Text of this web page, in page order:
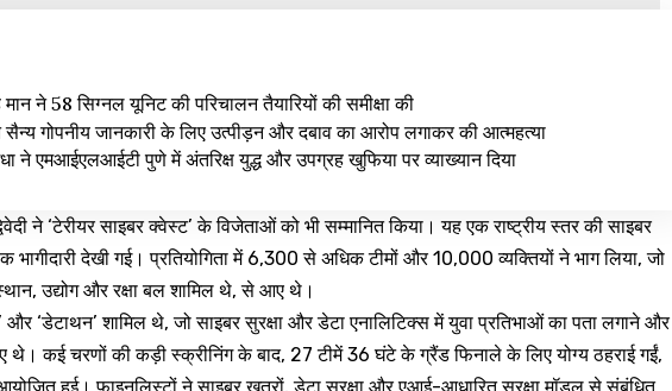
ने 58 सिग्नल यूनिट की परिचालन तैयारियों की समीक्षा की
सैन्य गोपनीय जानकारी के लिए उत्पीड़न और दबाव का आरोप लगाकर की आत्महत्या
ने एमआईएलआईटी पुणे में अंतरिक्ष युद्ध और उपग्रह खुफिया पर व्याख्यान दिया
ने ‘टेरीयर साइबर क्वेस्ट’ के विजेताओं को भी सम्मानित किया। यह एक राष्ट्रीय स्तर की साइबर
देखी गई। प्रतियोगिता में 6,300 से अधिक टीमों और 10,000 व्यक्तियों ने भाग लिया, जो
उद्योग और रक्षा बल शामिल थे, से आए थे।
‘डेटाथन’ शामिल थे, जो साइबर सुरक्षा और डेटा एनालिटिक्स में युवा प्रतिभाओं का पता लगाने और
थे। कई चरणों की कड़ी स्क्रीनिंग के बाद, 27 टीमें 36 घंटे के ग्रैंड फिनाले के लिए योग्य ठहराई गईं,
हुई। फाइनलिस्टों ने साइबर खतरों, डेटा सुरक्षा और एआई-आधारित सुरक्षा मॉडल से संबंधित